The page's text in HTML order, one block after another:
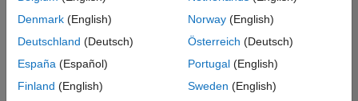
Denmark (English)
Deutschland (Deutsch)
España (Español)
Finland (English)
Norway(English)
Österreich (Deutsch)
Portugal(English)
Sweden (English)
신뢰 센터 등록 상표 개인정보 취급방침
불법 복제 방지
애플리케이션 상태
© 1994-2026 The MathWorks, Inc.